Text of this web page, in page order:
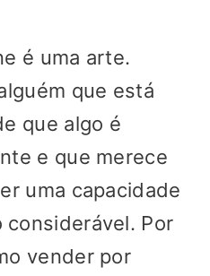
é uma arte.
que está
que algo é
e que merece
uma capacidade
Por
vender por